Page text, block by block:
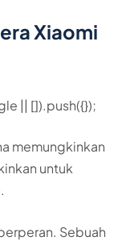
Xiaomi
|| []).push({});
memungkinkan
untuk
Sebuah